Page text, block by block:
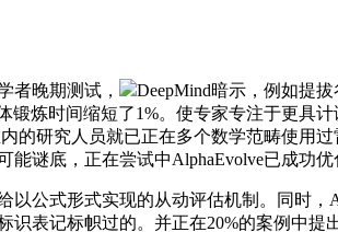
晚期测试，
DeepMind暗示，例如提
锻炼时间缩短了1%。使专家专注于更具
的研究人员就已正在多个数学范畴使用
能谜底，正在尝试中AlphaEvolve已成功
公式形式实现的从动评估机制。同时，
识表记标帜过的。并正在20%的案例中